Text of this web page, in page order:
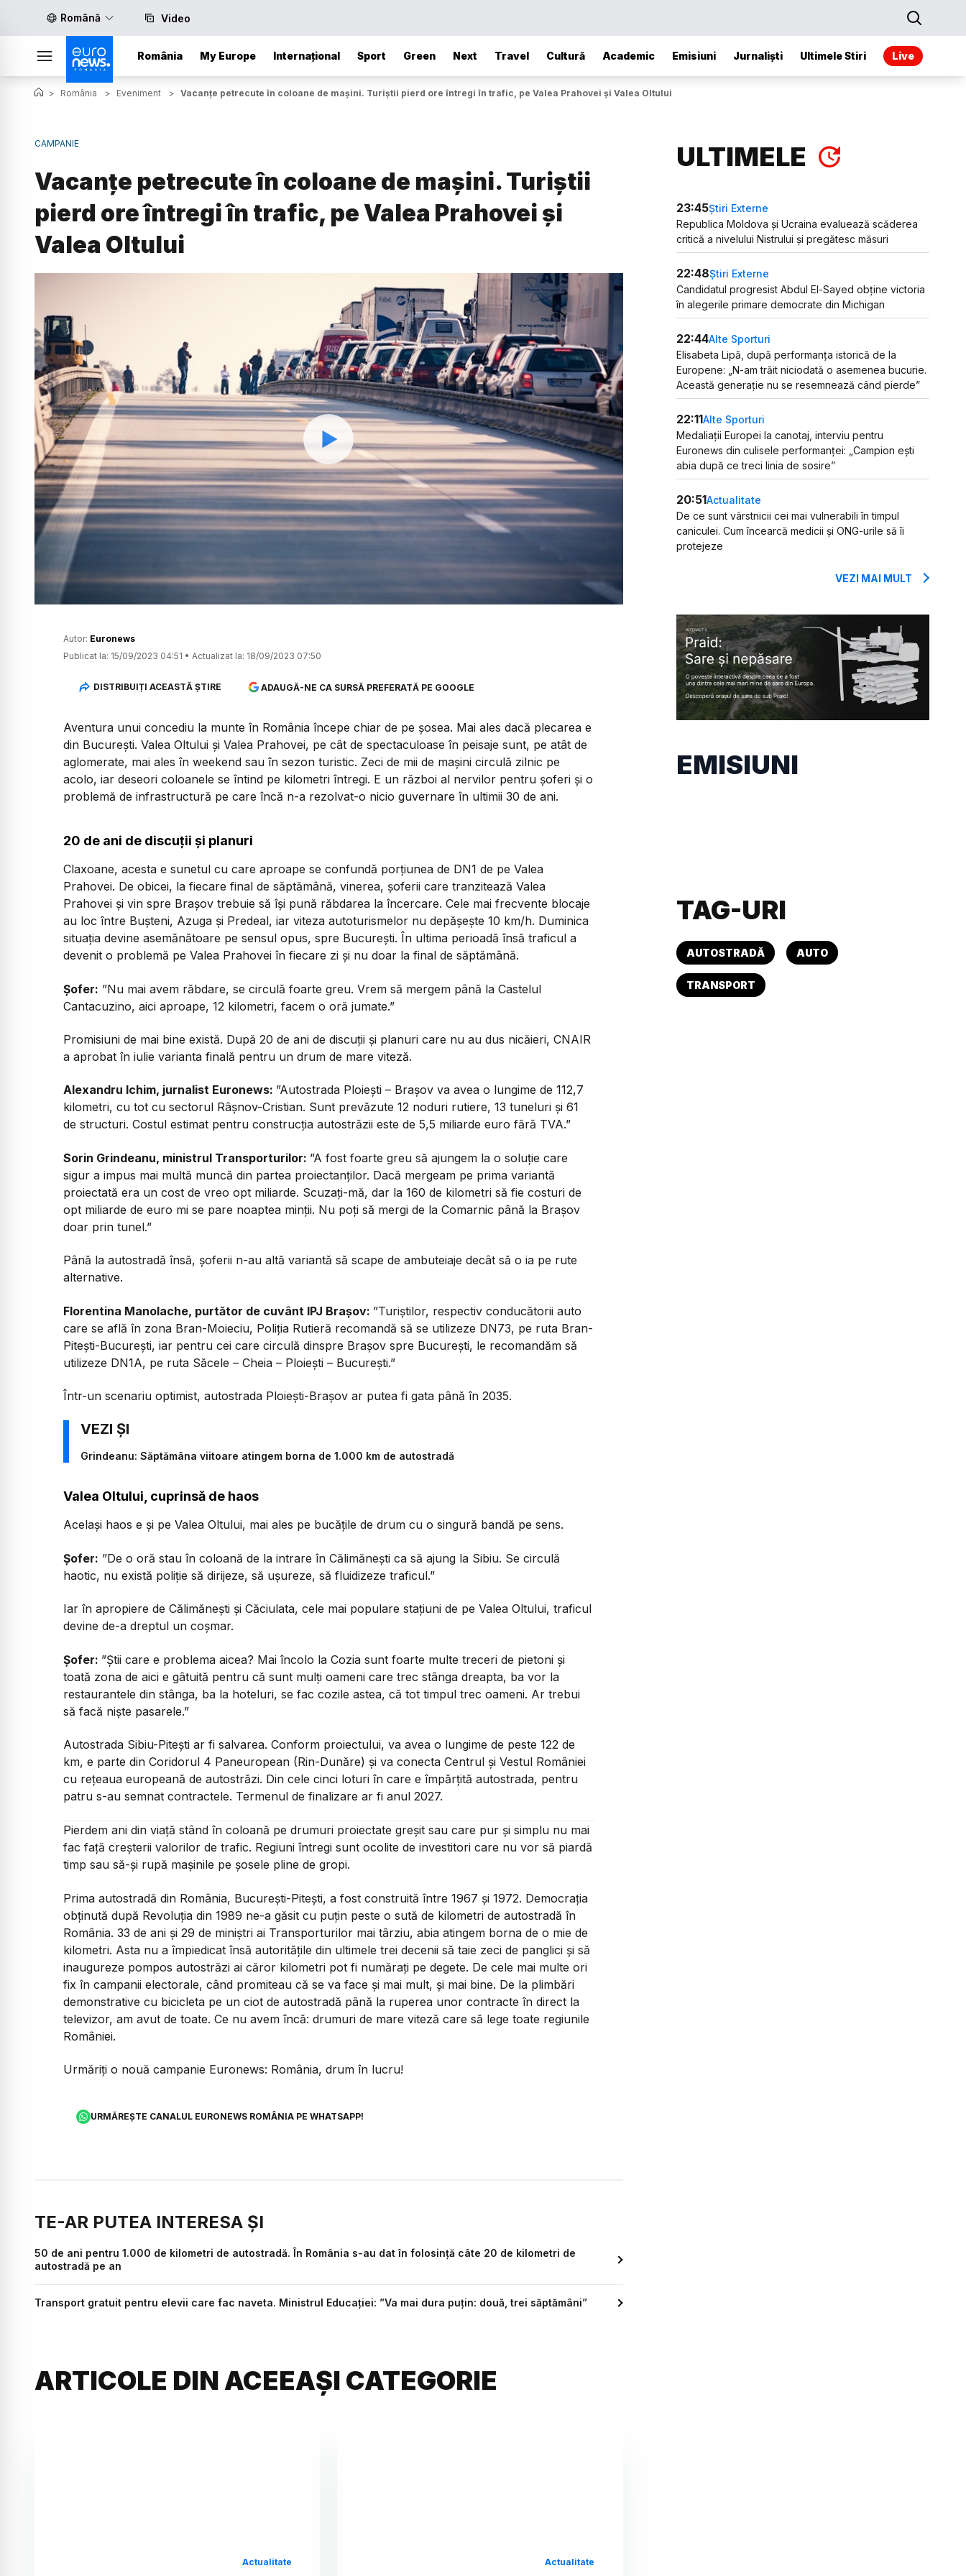
Română Video
România My Europe Internațional Sport Green Next Travel Cultură Academic Emisiuni Jurnaliști Ultimele Stiri Live
> România > Eveniment > Vacanțe petrecute în coloane de mașini. Turiștii pierd ore întregi în trafic, pe Valea Prahovei și Valea Oltului
CAMPANIE
Vacanțe petrecute în coloane de mașini. Turiștii
pierd ore întregi în trafic, pe Valea Prahovei și
Valea Oltului
Watch
Autor: Euronews
Publicat la: 15/09/2023 04:51 • Actualizat la: 18/09/2023 07:50
DISTRIBUIȚI ACEASTĂ ȘTIRE ADAUGĂ-NE CA SURSĂ PREFERATĂ PE GOOGLE
Aventura unui concediu la munte în România începe chiar de pe șosea. Mai ales dacă plecarea e
din București. Valea Oltului și Valea Prahovei, pe cât de spectaculoase în peisaje sunt, pe atât de
aglomerate, mai ales în weekend sau în sezon turistic. Zeci de mii de mașini circulă zilnic pe
acolo, iar deseori coloanele se întind pe kilometri întregi. E un război al nervilor pentru șoferi și o
problemă de infrastructură pe care încă n-a rezolvat-o nicio guvernare în ultimii 30 de ani.
20 de ani de discuții și planuri
Claxoane, acesta e sunetul cu care aproape se confundă porțiunea de DN1 de pe Valea
Prahovei. De obicei, la fiecare final de săptămână, vinerea, șoferii care tranzitează Valea
Prahovei și vin spre Brașov trebuie să își pună răbdarea la încercare. Cele mai frecvente blocaje
au loc între Bușteni, Azuga și Predeal, iar viteza autoturismelor nu depășește 10 km/h. Duminica
situația devine asemănătoare pe sensul opus, spre București. În ultima perioadă însă traficul a
devenit o problemă pe Valea Prahovei în fiecare zi și nu doar la final de săptămână.
Șofer: ”Nu mai avem răbdare, se circulă foarte greu. Vrem să mergem până la Castelul
Cantacuzino, aici aproape, 12 kilometri, facem o oră jumate.”
Promisiuni de mai bine există. După 20 de ani de discuții și planuri care nu au dus nicăieri, CNAIR
a aprobat în iulie varianta finală pentru un drum de mare viteză.
Alexandru Ichim, jurnalist Euronews: ”Autostrada Ploiești – Brașov va avea o lungime de 112,7
kilometri, cu tot cu sectorul Râșnov-Cristian. Sunt prevăzute 12 noduri rutiere, 13 tuneluri și 61
de structuri. Costul estimat pentru construcția autostrăzii este de 5,5 miliarde euro fără TVA.”
Sorin Grindeanu, ministrul Transporturilor: ”A fost foarte greu să ajungem la o soluție care
sigur a impus mai multă muncă din partea proiectanților. Dacă mergeam pe prima variantă
proiectată era un cost de vreo opt miliarde. Scuzați-mă, dar la 160 de kilometri să fie costuri de
opt miliarde de euro mi se pare noaptea minții. Nu poți să mergi de la Comarnic până la Brașov
doar prin tunel.”
Până la autostradă însă, șoferii n-au altă variantă să scape de ambuteiaje decât să o ia pe rute
alternative.
Florentina Manolache, purtător de cuvânt IPJ Brașov: ”Turiștilor, respectiv conducătorii auto
care se află în zona Bran-Moieciu, Poliția Rutieră recomandă să se utilizeze DN73, pe ruta Bran-
Pitești-București, iar pentru cei care circulă dinspre Brașov spre București, le recomandăm să
utilizeze DN1A, pe ruta Săcele – Cheia – Ploiești – București.”
Într-un scenariu optimist, autostrada Ploiești-Brașov ar putea fi gata până în 2035.
Grindeanu: Săptămâna viitoare atingem borna de 1.000 km de autostradă
Valea Oltului, cuprinsă de haos
Același haos e și pe Valea Oltului, mai ales pe bucățile de drum cu o singură bandă pe sens.
Șofer: ”De o oră stau în coloană de la intrare în Călimănești ca să ajung la Sibiu. Se circulă
haotic, nu există poliție să dirijeze, să ușureze, să fluidizeze traficul.”
Iar în apropiere de Călimănești și Căciulata, cele mai populare stațiuni de pe Valea Oltului, traficul
devine de-a dreptul un coșmar.
Șofer: ”Știi care e problema aicea? Mai încolo la Cozia sunt foarte multe treceri de pietoni și
toată zona de aici e gâtuită pentru că sunt mulți oameni care trec stânga dreapta, ba vor la
restaurantele din stânga, ba la hoteluri, se fac cozile astea, că tot timpul trec oameni. Ar trebui
să facă niște pasarele.”
Autostrada Sibiu-Pitești ar fi salvarea. Conform proiectului, va avea o lungime de peste 122 de
km, e parte din Coridorul 4 Paneuropean (Rin-Dunăre) și va conecta Centrul şi Vestul României
cu rețeaua europeană de autostrăzi. Din cele cinci loturi în care e împărțită autostrada, pentru
patru s-au semnat contractele. Termenul de finalizare ar fi anul 2027.
Pierdem ani din viață stând în coloană pe drumuri proiectate greșit sau care pur și simplu nu mai
fac față creșterii valorilor de trafic. Regiuni întregi sunt ocolite de investitori care nu vor să piardă
timp sau să-și rupă mașinile pe șosele pline de gropi.
Prima autostradă din România, București-Pitești, a fost construită între 1967 și 1972. Democrația
obținută după Revoluția din 1989 ne-a găsit cu puțin peste o sută de kilometri de autostradă în
România. 33 de ani și 29 de miniștri ai Transporturilor mai târziu, abia atingem borna de o mie de
kilometri. Asta nu a împiedicat însă autoritățile din ultimele trei decenii să taie zeci de panglici și să
inaugureze pompos autostrăzi ai căror kilometri pot fi numărați pe degete. De cele mai multe ori
fix în campanii electorale, când promiteau că se va face și mai mult, și mai bine. De la plimbări
demonstrative cu bicicleta pe un ciot de autostradă până la ruperea unor contracte în direct la
televizor, am avut de toate. Ce nu avem încă: drumuri de mare viteză care să lege toate regiunile
României.
Urmăriți o nouă campanie Euronews: România, drum în lucru!
URMĂREȘTE CANALUL EURONEWS ROMÂNIA PE WHATSAPP!
TE-AR PUTEA INTERESA ȘI
50 de ani pentru 1.000 de kilometri de autostradă. În România s-au dat în folosință câte 20 de kilometri de
autostradă pe an
Transport gratuit pentru elevii care fac naveta. Ministrul Educației: ”Va mai dura puțin: două, trei săptămâni”
ARTICOLE DIN ACEEAȘI CATEGORIE
Actualitate Actualitate
ULTIMELE
23:45Știri Externe
Republica Moldova și Ucraina evaluează scăderea
critică a nivelului Nistrului și pregătesc măsuri
22:48Știri Externe
Candidatul progresist Abdul El-Sayed obține victoria
în alegerile primare democrate din Michigan
22:44Alte Sporturi
Elisabeta Lipă, după performanța istorică de la
Europene: „N-am trăit niciodată o asemenea bucurie.
Această generație nu se resemnează când pierde”
22:11Alte Sporturi
Medaliații Europei la canotaj, interviu pentru
Euronews din culisele performanței: „Campion ești
abia după ce treci linia de sosire”
20:51Actualitate
De ce sunt vârstnicii cei mai vulnerabili în timpul
caniculei. Cum încearcă medicii și ONG-urile să îi
protejeze
VEZI MAI MULT
EMISIUNI
TAG-URI
AUTOSTRADĂ AUTO
TRANSPORT